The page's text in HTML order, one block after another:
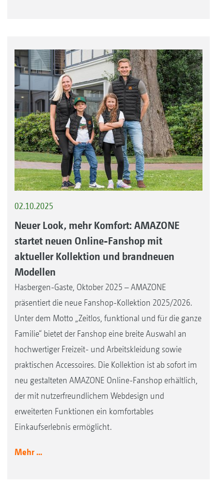
02.10.2025
Neuer Look, mehr Komfort: AMAZONE
startet neuen Online-Fanshop mit
aktueller Kollektion und brandneuen
Modellen
Hasbergen-Gaste, Oktober 2025 – AMAZONE
präsentiert die neue Fanshop-Kollektion 2025/2026.
Unter dem Motto „Zeitlos, funktional und für die ganze
Familie“ bietet der Fanshop eine breite Auswahl an
hochwertiger Freizeit- und Arbeitskleidung sowie
praktischen Accessoires. Die Kollektion ist ab sofort im
neu gestalteten AMAZONE Online-Fanshop erhältlich,
der mit nutzerfreundlichem Webdesign und
erweiterten Funktionen ein komfortables
Einkaufserlebnis ermöglicht.
Mehr ...